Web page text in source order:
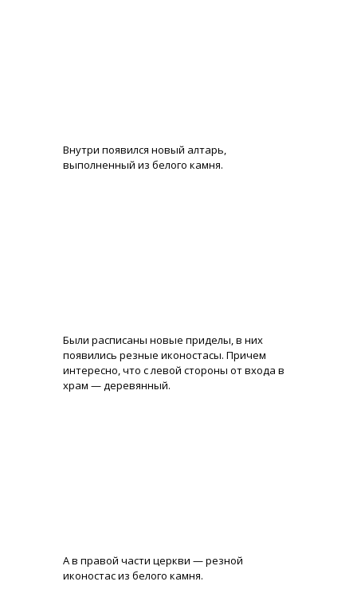
Внутри появился новый алтарь,
выполненный из белого камня.
Были расписаны новые приделы, в них
появились резные иконостасы. Причем
интересно, что с левой стороны от входа в
храм — деревянный.
А в правой части церкви — резной
иконостас из белого камня.